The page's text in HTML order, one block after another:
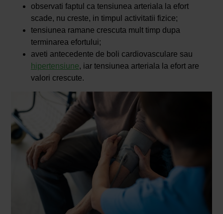
observati faptul ca tensiunea arteriala la efort
scade, nu creste, in timpul activitatii fizice;
tensiunea ramane crescuta mult timp dupa
terminarea efortului;
aveti antecedente de boli cardiovasculare sau
hipertensiune, iar tensiunea arteriala la efort are
valori crescute.